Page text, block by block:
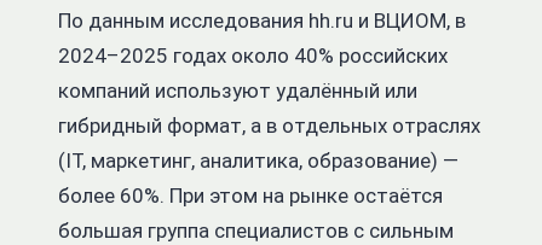
По данным исследования hh.ru и ВЦИОМ, в
2024–2025 годах около 40% российских
компаний используют удалённый или
гибридный формат, а в отдельных отраслях
(IT, маркетинг, аналитика, образование) —
более 60%. При этом на рынке остаётся
большая группа специалистов с сильным